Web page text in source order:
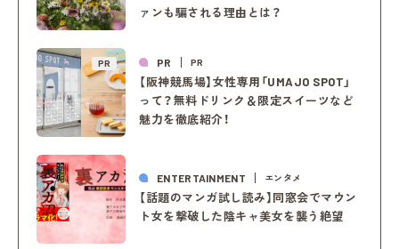
ァンも騙される理由とは？
PR PR PR
【阪神競馬場】女性専用「UMAJO SPOT」
って？無料ドリンク＆限定スイーツなど
魅力を徹底紹介！
ENTERTAINMENT エンタメ
【話題のマンガ試し読み】同窓会でマウン
ト女を撃破した陰キャ美女を襲う絶望